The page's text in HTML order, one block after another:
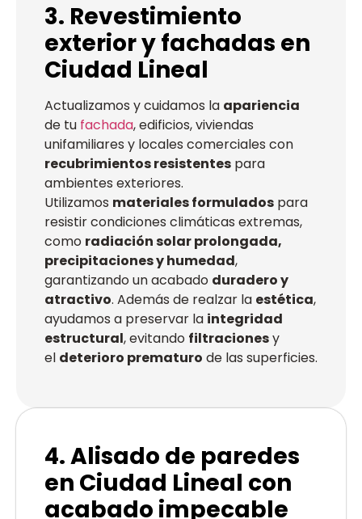
3. Revestimiento
exterior y fachadas en
Ciudad Lineal
Actualizamos y cuidamos la apariencia
de tu fachada, edificios, viviendas
unifamiliares y locales comerciales con
recubrimientos resistentes para
ambientes exteriores.
Utilizamos materiales formulados para
resistir condiciones climáticas extremas,
como radiación solar prolongada,
precipitaciones y humedad,
garantizando un acabado duradero y
atractivo. Además de realzar la estética,
ayudamos a preservar la integridad
estructural, evitando filtracionesy
el deterioro prematuro de las superficies.
4. Alisado de paredes
en Ciudad Lineal con
acabado impecable